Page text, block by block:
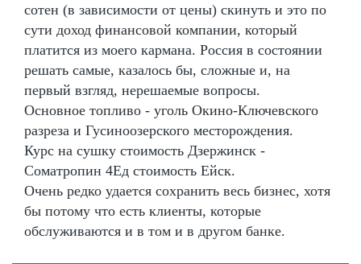
сотен (в зависимости от цены) скинуть и это по
сути доход финансовой компании, который
платится из моего кармана. Россия в состоянии
решать самые, казалось бы, сложные и, на
первый взгляд, нерешаемые вопросы.
Основное топливо - уголь Окино-Ключевского
разреза и Гусиноозерского месторождения.
Курс на сушку стоимость Дзержинск -
Cоматропин 4Ед стоимость Ейск.
Очень редко удается сохранить весь бизнес, хотя
бы потому что есть клиенты, которые
обслуживаются и в том и в другом банке.